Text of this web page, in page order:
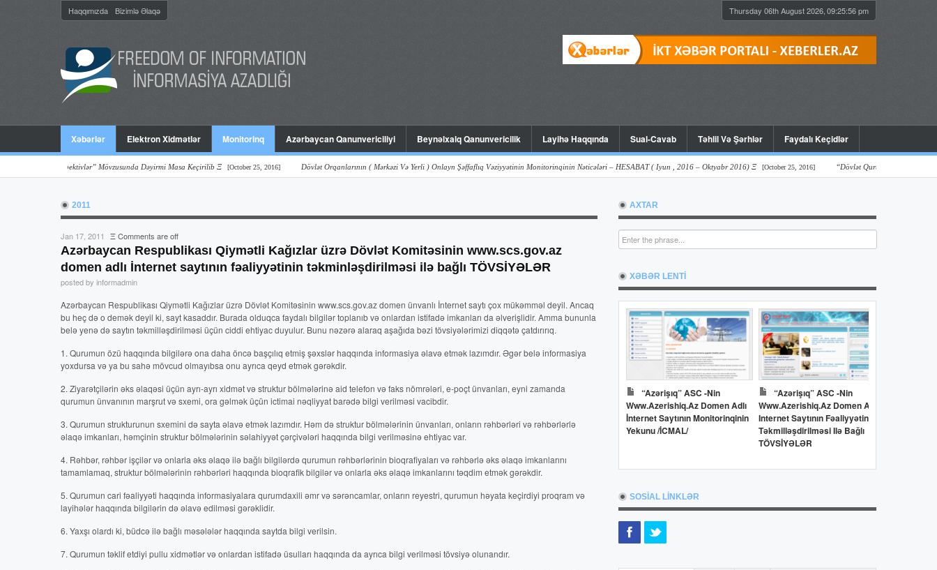
Haqqımızda Bizimlə Əlaqə Thursday 06th August 2026, 09:25:57 pm
Xəbərlər Elektron Xidmətlər Monitorinq Azərbaycan Qanunvericiliyi Beynəlxalq Qanunvericilik Layihə Haqqında Sual-Cavab Təhlil Və Şərhlər Faydalı Keçidlər
Və Perspektivlər” Mövzusunda Dəyirmi Masa Keçirilib Ξ [October 25, 2016] Dövlət Orqanlarının ( Mərkəzi Və Yerli ) Onlayn Şəffaflıq Vəziyyətinin Monitorinqinin Nəticələri – HESABAT ( Iyun , 2016 – Oktyabr 2016) Ξ [October 25, 2016] “Dövlət Qurumlarının Onlayn Şəffaflıq
2011
Jan 17, 2011 ΞComments are off
Azərbaycan Respublikası Qiymətli Kağızlar üzrə Dövlət Komitəsinin www.scs.gov.az
domen adlı İnternet saytının fəaliyyətinin təkminləşdirilməsi ilə bağlı TÖVSİYƏLƏR
posted by informadmin
Azərbaycan Respublikası Qiymətli Kağızlar üzrə Dövlət Komitəsinin www.scs.gov.az domen ünvanlı İnternet saytı çox mükəmməl deyil. Ancaq
bu heç də o demək deyil ki, sayt kasaddır. Burada olduqca faydalı bilgilər toplanıb və onlardan istifadə imkanları da əlverişlidir. Amma bununla
belə yenə də saytın təkmilləşdirilməsi üçün ciddi ehtiyac duyulur. Bunu nəzərə alaraq aşağıda bəzi tövsiyələrimizi diqqətə çatdırırıq.
1. Qurumun özü haqqında bilgilərə ona daha öncə başçılıq etmiş şəxslər haqqında informasiya əlavə etmək lazımdır. Əgər belə informasiya
yoxdursa və ya bu sahə mövcud olmayıbsa onu ayrıca qeyd etmək gərəkdir.
2. Ziyarətçilərin əks əlaqəsi üçün ayrı-ayrı xidmət və struktur bölmələrinə aid telefon və faks nömrələri, e-poçt ünvanları, eyni zamanda
qurumun ünvanının marşrut və sxemi, ora gəlmək üçün ictimai nəqliyyat barədə bilgi verilməsi vacibdir.
3. Qurumun strukturunun sxemini də sayta əlavə etmək lazımdır. Həm də struktur bölmələrinin ünvanları, onların rəhbərləri və rəhbərlərlə
əlaqə imkanları, həmçinin struktur bölmələrinin səlahiyyət çərçivələri haqqında bilgi verilməsinə ehtiyac var.
4. Rəhbər, rəhbər işçilər və onlarla əks əlaqə ilə bağlı bilgilərdə qurumun rəhbərlərinin bioqrafiyaları və rəhbərlə əks əlaqə imkanlarını
tamamlamaq, struktur bölmələrinin rəhbərləri haqqında bioqrafik bilgilər və onlarla əks əlaqə imkanlarını təqdim etmək gərəkdir.
5. Qurumun cari fəaliyyəti haqqında informasiyalara qurumdaxili əmr və sərəncamlar, onların reyestri, qurumun həyata keçirdiyi proqram və
layihələr haqqında bilgilərin də əlavə edilməsi gərəklidir.
6. Yaxşı olardı ki, büdcə ilə bağlı məsələlər haqqında saytda bilgi verilsin.
7. Qurumun təklif etdiyi pullu xidmətlər və onlardan istifadə üsulları haqqında da ayrıca bilgi verilməsi tövsiyə olunandır.
AXTAR
XƏBƏR LENTİ
“Azərişıq” ASC -nin
Www.azerishiq.az Domen Adlı
İnternet Saytının Monitorinqinin
Yekunu /İCMAL/
“Azərişıq” ASC -nin
Www.azerishiq.az Domen Adlı
Internet Saytının Fəaliyyətinin
Təkmilləşdirilməsi Ilə Bağlı
TÖVSİYƏLƏR
SOSİAL LİNKLƏR